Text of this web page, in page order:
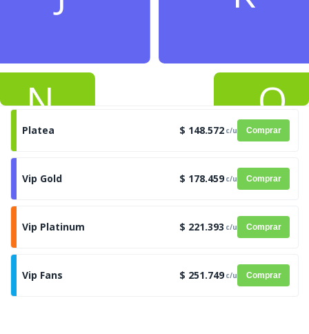
N O
Platea $ 148.572 c/u Comprar
Vip Gold $ 178.459 c/u Comprar
Vip Platinum $ 221.393 c/u Comprar
Vip Fans $ 251.749 c/u Comprar